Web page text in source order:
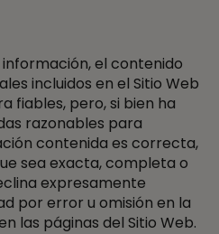
el contenido
incluidos en el Sitio Web
fiables, pero, si bien ha
razonables para
contenida es correcta,
sea exacta, completa o
expresamente
por error u omisión en la
las páginas del Sitio Web.